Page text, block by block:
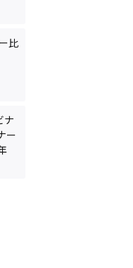
比
ナ
ー